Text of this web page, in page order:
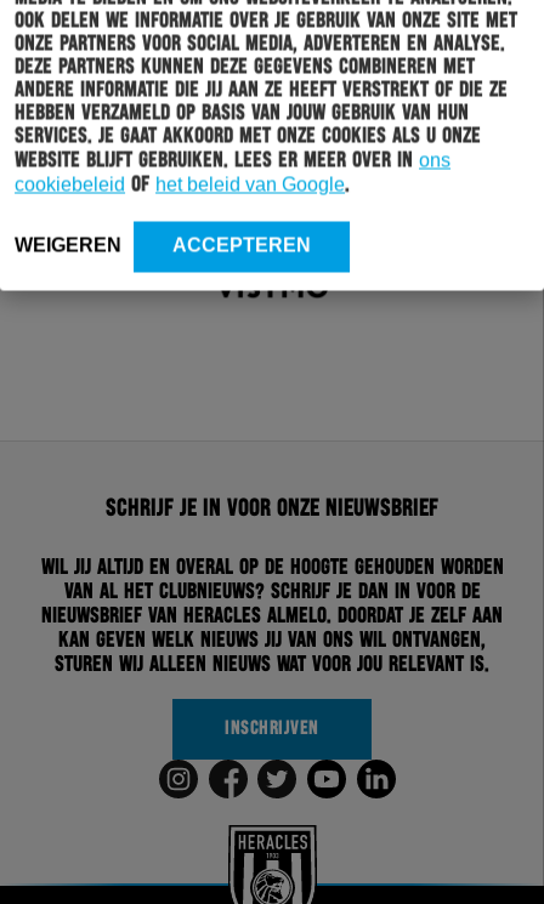
Ook delen we informatie over je gebruik van onze site met
onze partners voor social media, adverteren en analyse.
Deze partners kunnen deze gegevens combineren met
andere informatie die jij aan ze heeft verstrekt of die ze
hebben verzameld op basis van jouw gebruik van hun
services. Je gaat akkoord met onze cookies als u onze
website blijft gebruiken. Lees er meer over in ons
cookiebeleid of het beleid van Google.
WEIGEREN ACCEPTEREN
Schrijf je in voor onze nieuwsbrief
Wil jij altijd en overal op de hoogte gehouden worden
van al het clubnieuws? Schrijf je dan in voor de
nieuwsbrief van Heracles Almelo. Doordat je zelf aan
kan geven welk nieuws jij van ons wil ontvangen,
sturen wij alleen nieuws wat voor jou relevant is.
INSCHRIJVEN